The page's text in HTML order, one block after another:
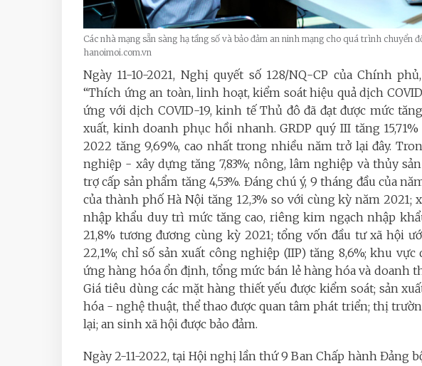
Các nhà mạng sẵn sàng hạ tầng số và bảo đảm an ninh mạng cho quá trình chuyển
hanoimoi.com.vn
Ngày 11-10-2021, Nghị quyết số 128/NQ-CP của Chính
“Thích ứng an toàn, linh hoạt, kiểm soát hiệu quả dịch
ứng với dịch COVID-19, kinh tế Thủ đô đã đạt được mức
xuất, kinh doanh phục hồi nhanh. GRDP quý III tăng
2022 tăng 9,69%, cao nhất trong nhiều năm trở lại đây.
nghiệp - xây dựng tăng 7,83%; nông, lâm nghiệp và thủy
trợ cấp sản phẩm tăng 4,53%. Đáng chú ý, 9 tháng đầu của
của thành phố Hà Nội tăng 12,3% so với cùng kỳ năm 2021;
nhập khẩu duy trì mức tăng cao, riêng kim ngạch nhập
21,8% tương đương cùng kỳ 2021; tổng vốn đầu tư xã hội
22,1%; chỉ số sản xuất công nghiệp (IIP) tăng 8,6%; khu
ứng hàng hóa ổn định, tổng mức bán lẻ hàng hóa và doanh
Giá tiêu dùng các mặt hàng thiết yếu được kiểm soát; sản
hóa - nghệ thuật, thể thao được quan tâm phát triển; thị
lại; an sinh xã hội được bảo đảm.
Ngày 2-11-2022, tại Hội nghị lần thứ 9 Ban Chấp hành Đảng